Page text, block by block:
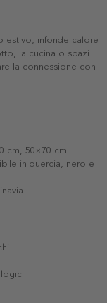
estivo, infonde calore
la cucina o spazi
la connessione con
cm, 50×70 cm
in quercia, nero e